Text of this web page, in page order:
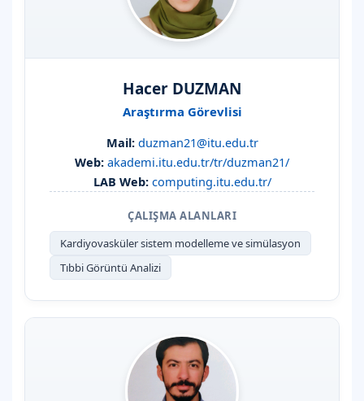
Hacer DUZMAN
Araştırma Görevlisi
Mail: duzman21@itu.edu.tr
Web: akademi.itu.edu.tr/tr/duzman21/
LAB Web: computing.itu.edu.tr/
ÇALIŞMA ALANLARI
Kardiyovasküler sistem modelleme ve simülasyon
Tıbbi Görüntü Analizi